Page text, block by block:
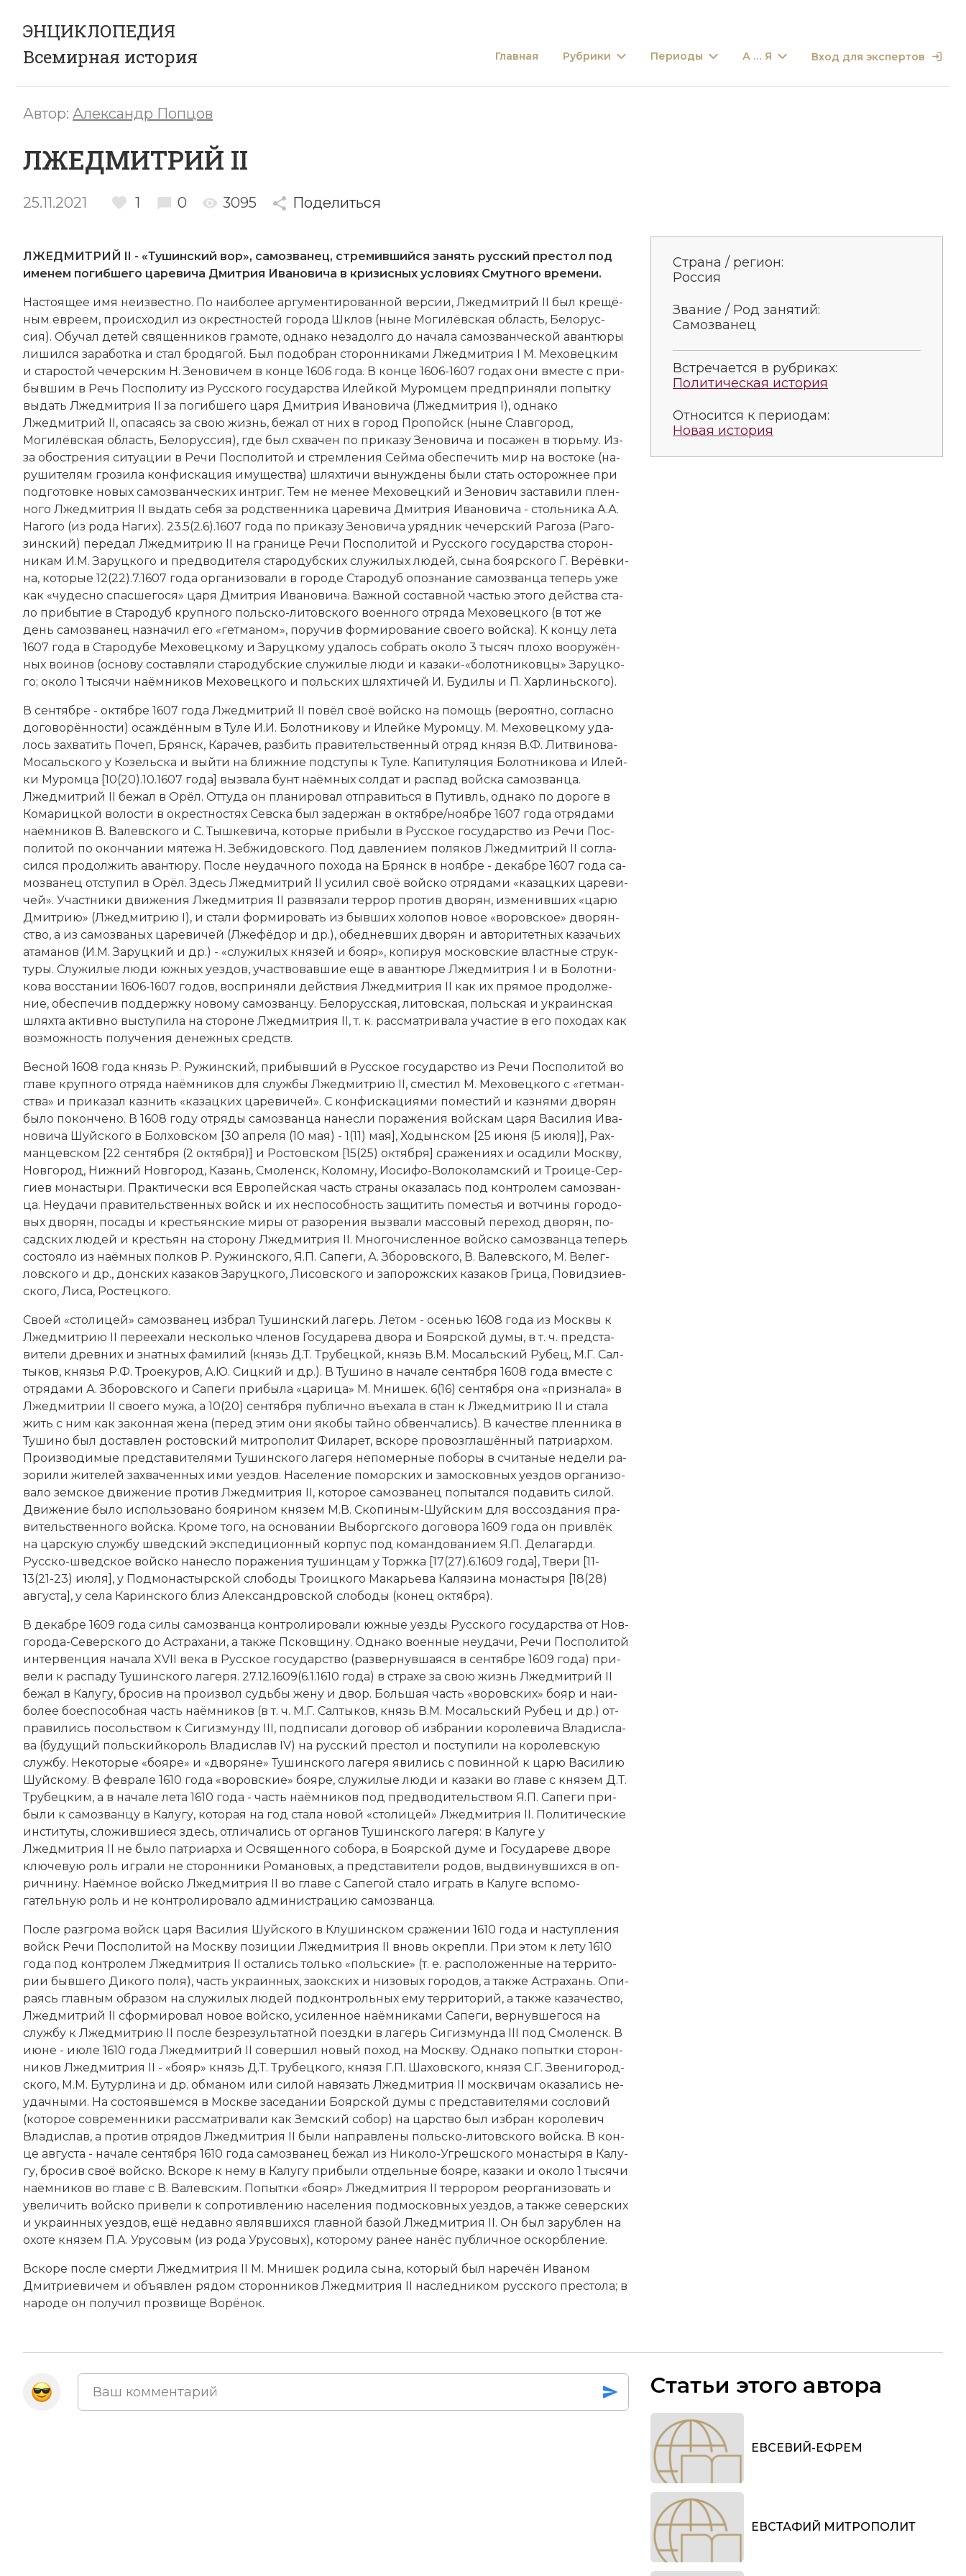
ЭНЦИКЛОПЕДИЯ
Всемирная история
Главная Рубрики Периоды А … Я Вход для экспертов
Автор: Александр Попцов
ЛЖЕДМИТРИЙ II
25.11.2021 1 0 3095 Поделиться
ЛЖЕДМИТРИЙ II - «Тушинский вор», самозванец, стремившийся занять русский престол под
именем погибшего царевича Дмитрия Ивановича в кризисных условиях Смутного времени.
На­стоя­щее имя не­из­вест­но. По наи­бо­лее ар­гу­мен­ти­ро­ван­ной вер­сии, Лжедмитрий II был кре­щё­
ным ев­ре­ем, про­ис­хо­дил из ок­ре­ст­но­стей города Шклов (ны­не Мо­ги­лёв­ская область, Бе­ло­рус­
сия). Обу­чал де­тей свя­щен­ни­ков гра­мо­те, од­на­ко не­за­дол­го до на­ча­ла са­мо­званческой аван­тю­ры
ли­шил­ся за­ра­бот­ка и стал бро­дя­гой. Был по­до­бран сто­рон­ни­ка­ми Лже­дмит­рия I М. Ме­хо­вец­ким
и ста­ро­стой че­чер­ским Н. Зе­но­ви­чем в конце 1606 года. В конце 1606-1607 годах они вме­сте с при­
быв­шим в Речь Пос­по­ли­ту из Русского государства Илей­кой Му­ром­цем пред­при­ня­ли по­пыт­ку
вы­дать Лжедмитрия II за по­гиб­ше­го ца­ря Дмит­рия Ива­но­ви­ча (Лжедмитрия I), од­на­ко
Лжедмитрий II, опа­саясь за свою жизнь, бе­жал от них в город Про­пойск (ныне Слав­город,
Могилёвская область, Белоруссия), где был схвачен по приказу Зеновича и по­са­жен в тюрь­му. Из-
за обо­ст­ре­ния си­туа­ции в Ре­чи По­спо­ли­той и стрем­ле­ния Сей­ма обе­спе­чить мир на во­сто­ке (на­
ру­ши­те­лям гро­зи­ла кон­фис­ка­ция иму­ще­ст­ва) шлях­ти­чи вы­нуж­де­ны бы­ли стать ос­то­рож­нее при
под­го­тов­ке но­вых са­мо­званческих ин­триг. Тем не ме­нее Ме­хо­вец­кий и Зе­но­вич за­ста­ви­ли плен­
но­го Лжедмитрия II вы­дать се­бя за род­ст­вен­ни­ка ца­ре­ви­ча Дми­трия Ива­но­ви­ча - столь­ни­ка А.А.
На­го­го (из ро­да На­гих). 23.5(2.6).1607 года по при­ка­зу Зе­но­ви­ча уряд­ник че­чер­ский Ра­го­за (Ра­го­
зин­ский) пе­ре­дал Лжедмитрию II на гра­ни­це Ре­чи По­спо­ли­той и Русского государства сто­рон­
ни­кам И.М. За­руц­ко­го и пред­води­те­ля ста­ро­дуб­ских слу­жи­лых лю­дей, сы­на бо­яр­ско­го Г. Верёв­ки­
на, ко­то­рые 12(22).7.1607 года ор­га­ни­зо­вали в городе Ста­ро­дуб опо­зна­ние са­мо­зван­ца те­перь уже
как «чу­дес­но спас­ше­го­ся» ца­ря Дмит­рия Ива­но­ви­ча. Важ­ной со­став­ной частью это­го дей­ст­ва ста­
ло при­бы­тие в Ста­ро­дуб круп­но­го поль­ско-ли­товского во­енного от­ря­да Ме­хо­вец­ко­го (в тот же
день са­мо­зва­нец на­зна­чил его «гет­ма­ном», по­ручив фор­ми­ро­ва­ние сво­его во­йс­ка). К концу ле­та
1607 года в Ста­ро­ду­бе Ме­хо­вец­ко­му и За­руц­ко­му уда­лось со­брать около 3 тысяч пло­хо воо­ру­жён­
ных вои­нов (ос­но­ву со­став­ля­ли ста­ро­дуб­ские слу­жи­лые лю­ди и ка­за­ки-«бо­лот­ни­ков­цы» За­руц­ко­
го; около 1 тысячи на­ём­ни­ков Ме­хо­вец­ко­го и польских шлях­ти­чей И. Бу­ди­лы и П. Хар­линь­ско­го).
В сентябре - октябре 1607 года Лжедмитрий II по­вёл своё вой­ско на по­мощь (ве­ро­ят­но, со­глас­но
до­го­во­рён­но­сти) оса­ж­дён­ным в Ту­ле И.И. Бо­лот­ни­ко­ву и Илей­ке Му­ром­цу. М. Ме­хо­вец­ко­му уда­
лось за­хва­тить По­чеп, Брянск, Ка­ра­чев, раз­бить пра­ви­тельственный от­ряд князя В.Ф. Лит­ви­но­ва-
Мо­саль­ско­го у Ко­зель­ска и вый­ти на ближ­ние под­сту­пы к Ту­ле. Ка­пи­ту­ля­ция Бо­лот­ни­ко­ва и Илей­
ки Му­ром­ца [10(20).10.1607 года] вы­зва­ла бунт на­ём­ных сол­дат и рас­пад вой­ска са­мо­зван­ца.
Лжедмитрий II бе­жал в Орёл. От­ту­да он пла­ни­ро­вал от­пра­вить­ся в Пу­тивль, од­на­ко по до­ро­ге в
Ко­ма­риц­кой волости в ок­ре­ст­но­стях Се­вс­ка был за­дер­жан в октябре/ноябре 1607 года от­ря­да­ми
на­ём­ни­ков В. Ва­лев­ско­го и С. Тыш­ке­ви­ча, ко­то­рые при­бы­ли в Русское государство из Ре­чи Пос­
по­ли­той по окон­ча­нии мя­те­жа Н. Зеб­жи­дов­ско­го. Под дав­ле­ни­ем по­ля­ков Лжедмитрий II со­гла­
сил­ся про­дол­жить аван­тю­ру. По­сле не­удач­но­го по­хо­да на Брянск в ноябре - декабре 1607 года са­
мо­зва­нец от­сту­пил в Орёл. Здесь Лжедмитрий II уси­лил своё вой­ско от­ря­да­ми «ка­зац­ких ца­ре­ви­
чей». Уча­ст­ни­ки дви­же­ния Лжедмитрия II раз­вя­за­ли тер­рор про­тив дво­рян, из­ме­нив­ших «ца­рю
Дмит­рию» (Лже­дмит­рию I), и ста­ли фор­миро­вать из бывших хо­ло­пов но­вое «во­ров­ское» дво­рян­
ст­во, а из са­мо­зва­ных ца­ре­ви­чей (Лже­фё­дор и др.), обед­нев­ших дво­рян и ав­то­ри­тет­ных ка­зачь­их
ата­ма­нов (И.М. За­руц­кий и др.) - «слу­жи­лых кня­зей и бо­яр», ко­пи­руя московские вла­ст­ные струк­
ту­ры. Слу­жи­лые лю­ди южных уез­дов, уча­ст­во­вав­шие ещё в аван­тю­ре Лже­дмит­рия I и в Бо­лот­ни­
ко­ва вос­ста­нии 1606-1607 годов, вос­при­ня­ли дей­ст­вия Лжедмитрия II как их пря­мое про­дол­же­
ние, обес­пе­чив под­де­рж­ку новому са­мо­зван­цу. Бе­ло­рус­ская, ли­товская, поль­ская и украинская
шлях­та ак­тив­но вы­сту­пи­ла на сто­ро­не Лжедмитрия II, т. к. рас­смат­ри­ва­ла уча­стие в его похо­дах как
воз­мож­ность по­лу­че­ния де­неж­ных средств.
Вес­ной 1608 года князь Р. Ру­жин­ский, при­быв­ший в Русское государство из Ре­чи Пос­по­ли­той во
гла­ве круп­но­го от­ря­да на­ём­ни­ков для службы Лжедмитрию II, сме­стил М. Ме­хо­вец­ко­го с «гет­ман­
ст­ва» и при­ка­зал каз­нить «ка­зац­ких ца­ре­ви­чей». С кон­фи­ска­ция­ми по­мес­тий и каз­ня­ми дво­рян
бы­ло по­кон­че­но. В 1608 году от­ря­ды са­мо­зван­ца на­нес­ли по­ра­же­ния вой­скам ца­ря Ва­си­лия Ива­
но­ви­ча Шуй­ско­го в Бол­хов­ском [30 апреля (10 мая) - 1(11) мая], Хо­дын­ском [25 ию­ня (5 ию­ля)], Рах­
ман­цев­ском [22 сентября (2 октября)] и Рос­тов­ском [15(25) октября] сра­же­ни­ях и оса­ди­ли Мо­ск­ву,
Нов­го­род, Ниж­ний Нов­го­род, Ка­зань, Смо­ленск, Ко­лом­ну, Ио­си­фо-Во­ло­ко­лам­ский и Трои­це-Сер­
ги­ев мо­на­сты­ри. Прак­ти­че­ски вся Ев­ропейская часть стра­ны ока­за­лась под кон­тро­лем са­мо­зван­
ца. Не­уда­чи пра­ви­тельственных войск и их не­спо­соб­ность за­щи­тить по­ме­стья и вот­чи­ны го­ро­до­
вых дво­рян, по­са­ды и кре­сть­ян­ские ми­ры от ра­зо­ре­ния вы­зва­ли мас­со­вый пе­ре­ход дво­рян, по­
сад­ских лю­дей и кре­сть­ян на сто­ро­ну Лжедмитрия II. Мно­го­численное вой­ско са­мо­зван­ца те­перь
со­стоя­ло из на­ём­ных пол­ков Р. Ру­жин­ско­го, Я.П. Са­пе­ги, А. Збо­ров­ско­го, В. Ва­лев­ско­го, М. Ве­лег­
лов­ско­го и др., дон­ских ка­за­ков За­руц­ко­го, Ли­сов­ско­го и за­по­рож­ских ка­за­ков Гри­ца, По­вид­зи­ев­
ско­го, Ли­са, Рос­тец­ко­го.
Сво­ей «сто­ли­цей» са­мо­зва­нец из­брал Ту­шин­ский ла­герь. Ле­том - осе­нью 1608 года из Мо­ск­вы к
Лжедмитрию II пе­ре­еха­ли несколько чле­нов Го­су­да­ре­ва дво­ра и Бо­яр­ской ду­мы, в т. ч. пред­ста­
ви­те­ли древ­них и знат­ных фа­ми­лий (князь Д.Т. Тру­бец­кой, князь В.М. Мо­саль­ский Ру­бец, М.Г. Сал­
ты­ков, кня­зья Р.Ф. Тро­е­ку­ров, А.Ю. Сиц­кий и др.). В Ту­ши­но в на­ча­ле сентября 1608 года вме­сте с
от­ря­да­ми А. Збо­ров­ско­го и Са­пе­ги при­бы­ла «ца­ри­ца» М. Мни­шек. 6(16) сен­тяб­ря она «при­зна­ла» в
Лжедмитрии II сво­его му­жа, а 10(20) сентября пуб­лич­но въе­ха­ла в стан к Лжедмитрию II и ста­ла
жить с ним как за­кон­ная же­на (пе­ред этим они яко­бы тай­но об­вен­ча­лись). В ка­че­ст­ве плен­ни­ка в
Ту­ши­но был дос­тав­лен рос­тов­ский митрополит Фи­ла­рет, вско­ре про­воз­гла­шён­ный пат­ри­ар­хом.
Про­из­во­ди­мые пред­ста­ви­те­ля­ми Ту­шин­ско­го ла­ге­ря не­по­мер­ные по­бо­ры в счи­та­ные не­де­ли ра­
зо­ри­ли жи­те­лей за­хва­чен­ных ими уез­дов. На­се­ле­ние по­мор­ских и за­мос­ков­ных уез­дов ор­га­ни­зо­
ва­ло зем­ское дви­же­ние про­тив Лжедмитрия II, ко­то­рое са­мо­зва­нец по­пы­тал­ся по­да­вить си­лой.
Дви­же­ние бы­ло ис­поль­зо­ва­но боя­ри­ном князем М.В. Ско­пи­ным-Шуй­ским для вос­соз­да­ния пра­
ви­тельственного вой­ска. Кро­ме того, на ос­но­ва­нии Вы­борг­ско­го до­го­во­ра 1609 года он при­влёк
на цар­скую служ­бу шведский экс­пе­диционный кор­пус под ко­мандованием Я.П. Де­ла­гар­ди.
Русско-шведское вой­ско на­нес­ло по­ра­же­ния ту­шин­цам у Торж­ка [17(27).6.1609 года], Тве­ри [11-
13(21-23) ию­ля], у Под­мо­на­стыр­ской сло­бо­ды Тро­иц­ко­го Ма­карь­е­ва Ка­ля­зи­на монастыря [18(28)
августа], у села Ка­рин­ско­го близ Алек­сан­д­ров­ской сло­бо­ды (ко­нец ок­тяб­ря).
В декабре 1609 года си­лы са­мо­зван­ца кон­тро­ли­ро­ва­ли южные уезды Русского государства от Нов­
го­ро­да-Се­вер­ско­го до Астра­ха­ни, а так­же Псков­щи­ну. Од­на­ко во­енные не­уда­чи, Ре­чи По­спо­ли­той
ин­тер­вен­ция на­ча­ла XVII века в Русское государство (раз­вер­нув­шая­ся в сентябре 1609 года) при­
ве­ли к рас­па­ду Ту­шин­ско­го ла­ге­ря. 27.12.1609(6.1.1610 года) в стра­хе за свою жизнь Лжедмитрий II
бе­жал в Ка­лу­гу, бро­сив на про­из­вол судь­бы же­ну и двор. Большая часть «во­ров­ских» бо­яр и наи­
бо­лее бое­спо­соб­ная часть на­ём­ни­ков (в т. ч. М.Г. Сал­ты­ков, князь В.М. Мо­саль­ский Ру­бец и др.) от­
пра­ви­лись по­соль­ст­вом к Си­гиз­мун­ду III, под­пи­са­ли до­го­вор об из­бра­нии ко­ро­ле­ви­ча Вла­ди­сла­
ва (бу­ду­щий польскийко­ро­ль Вла­ди­слав IV) на русский пре­стол и по­сту­пи­ли на ко­ро­лев­скую
служ­бу. Не­ко­то­рые «боя­ре» и «дво­ря­не» Ту­шин­ско­го ла­ге­ря яви­лись с по­вин­ной к ца­рю Ва­си­лию
Шуй­ско­му. В феврале 1610 года «во­ров­ские» боя­ре, слу­жи­лые лю­ди и ка­за­ки во гла­ве с князем Д.Т.
Тру­бец­ким, а в на­ча­ле ле­та 1610 года - часть наём­ни­ков под пред­во­ди­тель­ст­вом Я.П. Са­пе­ги при­
бы­ли к са­мо­зван­цу в Ка­лу­гу, ко­то­рая на год ста­ла но­вой «сто­ли­цей» Лжедмитрия II. По­ли­тические
ин­сти­ту­ты, сло­жив­шие­ся здесь, от­ли­ча­лись от ор­га­нов Ту­шин­ско­го ла­ге­ря: в Ка­лу­ге у
Лжедмитрия II не бы­ло пат­ри­ар­ха и Ос­вя­щен­но­го со­бо­ра, в Бо­яр­ской ду­ме и Го­су­да­ре­ве дво­ре
клю­чевую роль иг­ра­ли не сто­рон­ни­ки Ро­ма­но­вых, а пред­ста­ви­те­ли ро­дов, вы­дви­нув­ших­ся в оп­
рич­ни­ну. На­ём­ное вой­ско Лжедмитрия II во гла­ве с Са­пе­гой ста­ло иг­рать в Ка­лу­ге вспо­мо­
гательную роль и не кон­тро­ли­ро­ва­ло ад­ми­ни­ст­ра­цию са­мо­зван­ца.
По­сле раз­гро­ма войск ца­ря Ва­си­лия Шуй­ско­го в Клу­шин­ском сра­же­нии 1610 года и на­сту­п­ле­ния
войск Ре­чи По­спо­ли­той на Мо­ск­ву по­зи­ции Лжедмитрия II вновь ок­ре­п­ли. При этом к ле­ту 1610
года под ко­нт­ро­лем Лжедмитрия II ос­та­лись толь­ко «поль­ские» (т. е. рас­по­ло­жен­ные на тер­ри­то­
рии бывшего Ди­ко­го по­ля), часть ук­ра­ин­ных, заок­ских и ни­зо­вых го­ро­дов, а так­же Астра­хань. Опи­
ра­ясь главным образом на слу­жи­лых лю­дей под­кон­троль­ных ему тер­ри­то­рий, а так­же ка­за­че­ст­во,
Лжедмитрий II сфор­ми­ро­вал но­вое вой­ско, уси­лен­ное на­ём­ни­ка­ми Са­пе­ги, вер­нув­ше­го­ся на
служ­бу к Лжедмитрию II по­сле без­ре­зуль­тат­ной по­ез­д­ки в ла­герь Си­гиз­мун­да III под Смо­ленск. В
ию­не - ию­ле 1610 года Лжедмитрий II со­вер­шил но­вый по­ход на Мо­ск­ву. Од­на­ко по­пыт­ки сто­рон­
ни­ков Лжедмитрия II - «бо­яр» князь Д.Т. Тру­бец­ко­го, князя Г.П. Ша­хов­ско­го, князя С.Г. Зве­ни­го­род­
ско­го, М.М. Бу­тур­ли­на и др. об­ма­ном или си­лой на­вя­зать Лжедмитрия II мо­ск­ви­чам ока­за­лись не­
удач­ны­ми. На со­сто­яв­шем­ся в Мо­ск­ве за­се­да­нии Бо­яр­ской ду­мы с пред­ста­ви­те­ля­ми со­сло­вий
(ко­то­рое со­вре­мен­ни­ки рас­смат­ри­ва­ли как Зем­ский со­бор) на цар­ст­во был из­бран ко­ро­ле­вич
Вла­ди­слав, а про­тив от­ря­дов Лжедмитрия II бы­ли на­прав­ле­ны польско-ли­товского вой­ска. В кон­
це ав­гу­ста - на­ча­ле сен­тяб­ря 1610 года са­мо­зва­нец бе­жал из Ни­ко­ло-Уг­реш­ско­го монастыря в Ка­лу­
гу, бро­сив своё вой­ско. Вско­ре к не­му в Ка­лу­гу при­бы­ли отдельные боя­ре, ка­за­ки и около 1 тысячи
на­ём­ни­ков во гла­ве с В. Ва­лев­ским. По­пыт­ки «бо­яр» Лжедмитрия II тер­ро­ром ре­ор­га­ни­зо­вать и
уве­ли­чить вой­ско при­ве­ли к со­про­тив­ле­нию на­се­ле­ния под­мос­ков­ных уез­дов, а так­же се­вер­ских
и ук­ра­ин­ных уез­дов, ещё не­дав­но яв­ляв­ших­ся главной ба­зой Лжедмитрия II. Он был за­руб­лен на
охо­те князем П.А. Уру­со­вым (из ро­да Уру­со­вых), ко­то­ро­му ра­нее на­нёс пуб­лич­ное ос­ко­рб­ле­ние.
Вско­ре по­сле смер­ти Лжедмитрия II М. Мни­шек ро­ди­ла сы­на, ко­то­рый был на­ре­чён Ива­ном
Дмит­рие­ви­чем и объ­яв­лен ря­дом сто­рон­ни­ков Лжедмитрия II на­след­ни­ком русского пре­сто­ла; в
на­ро­де он по­лу­чил про­зви­ще Во­рё­нок.
Страна / регион:
Россия
Звание / Род занятий:
Самозванец
Встречается в рубриках:
Политическая история
Относится к периодам:
Новая история
Статьи этого автора
ЕВСЕВИЙ-ЕФРЕМ
ЕВСТАФИЙ МИТРОПОЛИТ